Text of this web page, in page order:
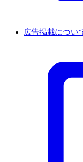
広告掲載につい